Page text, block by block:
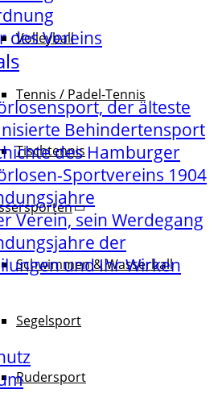
Volleyball
Tennis / Padel-Tennis
Tischtennis
Schwimmen & Wasserball
Segelsport
Rudersport
des Vereins
der älteste
Behindertensport
des Hamburger
Sportvereins 1904
Verein, sein Werdegang
der
und Ihr Wirken